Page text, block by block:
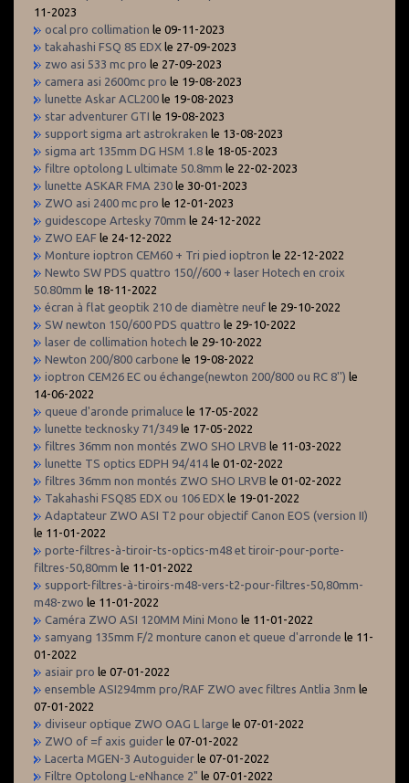
11-2023
ocal pro collimation le 09-11-2023
takahashi FSQ 85 EDX le 27-09-2023
zwo asi 533 mc pro le 27-09-2023
camera asi 2600mc pro le 19-08-2023
lunette Askar ACL200 le 19-08-2023
star adventurer GTI le 19-08-2023
support sigma art astrokraken le 13-08-2023
sigma art 135mm DG HSM 1.8 le 18-05-2023
filtre optolong L ultimate 50.8mm le 22-02-2023
lunette ASKAR FMA 230 le 30-01-2023
ZWO asi 2400 mc pro le 12-01-2023
guidescope Artesky 70mm le 24-12-2022
ZWO EAF le 24-12-2022
Monture ioptron CEM60 + Tri pied ioptron le 22-12-2022
Newto SW PDS quattro 150//600 + laser Hotech en croix
50.80mm le 18-11-2022
écran à flat geoptik 210 de diamètre neuf le 29-10-2022
SW newton 150/600 PDS quattro le 29-10-2022
laser de collimation hotech le 29-10-2022
Newton 200/800 carbone le 19-08-2022
ioptron CEM26 EC ou échange(newton 200/800 ou RC 8'') le
14-06-2022
queue d'aronde primaluce le 17-05-2022
lunette tecknosky 71/349 le 17-05-2022
filtres 36mm non montés ZWO SHO LRVB le 11-03-2022
lunette TS optics EDPH 94/414 le 01-02-2022
filtres 36mm non montés ZWO SHO LRVB le 01-02-2022
Takahashi FSQ85 EDX ou 106 EDX le 19-01-2022
Adaptateur ZWO ASI T2 pour objectif Canon EOS (version II)
le 11-01-2022
porte-filtres-à-tiroir-ts-optics-m48 et tiroir-pour-porte-
filtres-50,80mm le 11-01-2022
support-filtres-à-tiroirs-m48-vers-t2-pour-filtres-50,80mm-
m48-zwo le 11-01-2022
Caméra ZWO ASI 120MM Mini Mono le 11-01-2022
samyang 135mm F/2 monture canon et queue d'arronde le 11-
01-2022
asiair pro le 07-01-2022
ensemble ASI294mm pro/RAF ZWO avec filtres Antlia 3nm le
07-01-2022
diviseur optique ZWO OAG L large le 07-01-2022
ZWO of =f axis guider le 07-01-2022
Lacerta MGEN-3 Autoguider le 07-01-2022
Filtre Optolong L-eNhance 2" le 07-01-2022